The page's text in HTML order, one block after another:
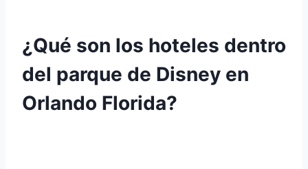
¿Qué son los hoteles dentro
del parque de Disney en
Orlando Florida?